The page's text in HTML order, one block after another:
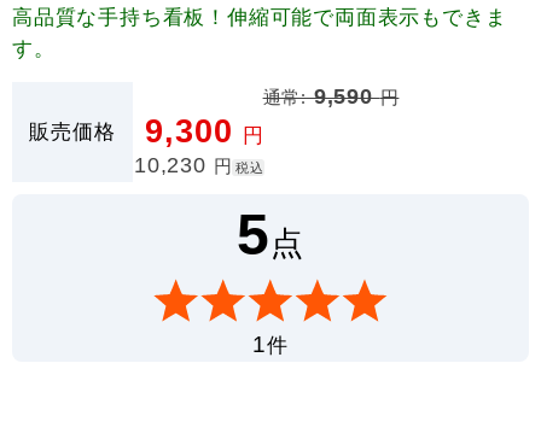
高品質な手持ち看板！伸縮可能で両面表示もできま
す。
販売価格
通常:9,590円
9,300 円
10,230 円 税込
5点
1件